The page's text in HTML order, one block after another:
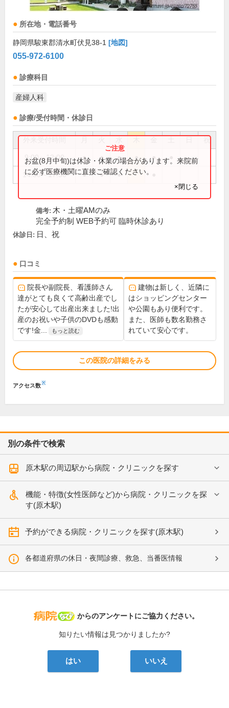
所在地・電話番号
静岡県駿東郡清水町伏見38-1 [地図]
055-972-6100
診療科目
産婦人科
診療/受付時間・休診日
祝
9:00～12:00 ● ● ● ● ●
14:30～17:30 ● ● ●
お盆(8月中旬)は休診・休業の場合があります。来院前
に必ず医療機関に直接ご確認ください。
×閉じる
備考: 木・土曜AMのみ
完全予約制 WEB予約可 臨時休診あり
休診日: 日、祝
口コミ
院長や副院長、看護師さん
達がとても良くて高齢出産でし
たが安心して出産出来ました!出
産のお祝いや子供のDVDも感動
です!金...
もっと読む
建物は新しく、近隣に
はショッピングセンター
や公園もあり便利です。
また、医師も数名勤務さ
れていて安心です。
この医院の詳細をみる
アクセス数※
別の条件で検索
原木駅の周辺駅から病院・クリニックを探す
機能・特徴(女性医師など)から病院・クリニックを探
す(原木駅)
予約ができる病院・クリニックを探す(原木駅)
各都道府県の休日・夜間診療、救急、当番医情報
病院なび
からのアンケートにご協力ください。
知りたい情報は見つかりましたか?
はい いいえ